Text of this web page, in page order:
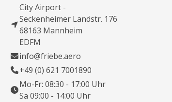
City Airport -
Seckenheimer Landstr. 176
68163 Mannheim
EDFM
info@friebe.aero
+49 (0) 621 7001890
Mo-Fr: 08:30 - 17:00 Uhr
Sa 09:00 - 14:00 Uhr